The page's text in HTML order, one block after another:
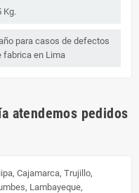
Kg.
para casos de defectos
fabrica en Lima
atendemos pedidos
Cajamarca, Trujillo,
Lambayeque,